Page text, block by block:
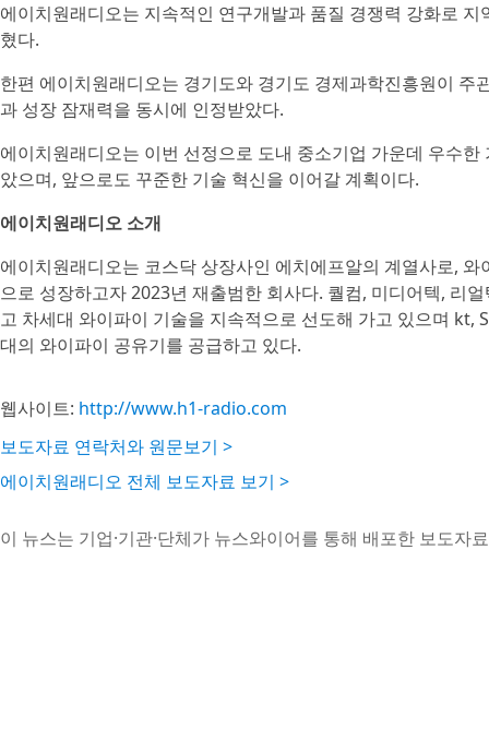
에이치원래디오는 지속적인 연구개발과 품질 경쟁력 강화로
혔다.
한편 에이치원래디오는 경기도와 경기도 경제과학진흥원이 주
과 성장 잠재력을 동시에 인정받았다.
에이치원래디오는 이번 선정으로 도내 중소기업 가운데 우수
았으며, 앞으로도 꾸준한 기술 혁신을 이어갈 계획이다.
에이치원래디오 소개
에이치원래디오는 코스닥 상장사인 에치에프알의 계열사로,
으로 성장하고자 2023년 재출범한 회사다. 퀄컴, 미디어텍, 리
고 차세대 와이파이 기술을 지속적으로 선도해 가고 있으며 kt,
대의 와이파이 공유기를 공급하고 있다.
웹사이트: http://www.h1-radio.com
보도자료 연락처와 원문보기 >
에이치원래디오 전체 보도자료 보기 >
이 뉴스는 기업·기관·단체가 뉴스와이어를 통해 배포한 보도자